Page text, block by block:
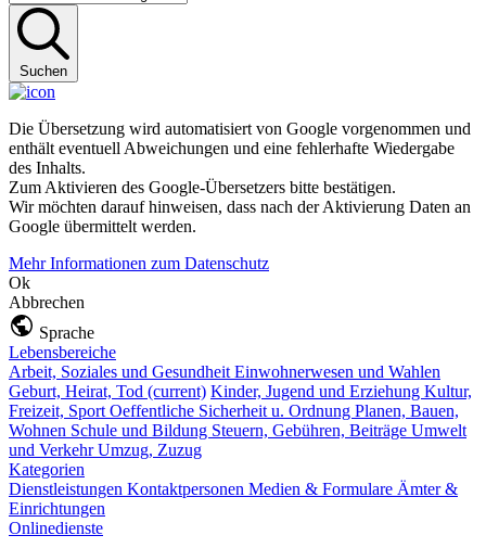
Suchen
Die Übersetzung wird automatisiert von Google vorgenommen und
enthält eventuell Abweichungen und eine fehlerhafte Wiedergabe
des Inhalts.
Zum Aktivieren des Google-Übersetzers bitte bestätigen.
Wir möchten darauf hinweisen, dass nach der Aktivierung Daten an
Google übermittelt werden.
Mehr Informationen zum Datenschutz
Ok
Abbrechen
Sprache
Lebensbereiche
Arbeit, Soziales und Gesundheit Einwohnerwesen und Wahlen
Geburt, Heirat, Tod (current) Kinder, Jugend und Erziehung Kultur,
Freizeit, Sport Oeffentliche Sicherheit u. Ordnung Planen, Bauen,
Wohnen Schule und Bildung Steuern, Gebühren, Beiträge Umwelt
und VerkehrUmzug, Zuzug
Kategorien
Dienstleistungen Kontaktpersonen Medien & Formulare Ämter &
Einrichtungen
Onlinedienste